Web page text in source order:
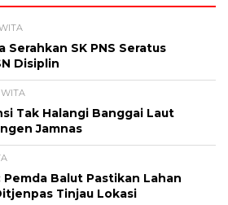
Serahkan SK PNS Seratus
Disiplin
WITA
Tak Halangi Banggai Laut
Jamnas
Pemda Balut Pastikan Lahan
Tinjau Lokasi